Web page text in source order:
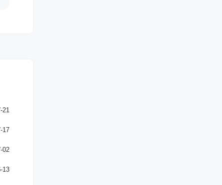
21
17
02
13